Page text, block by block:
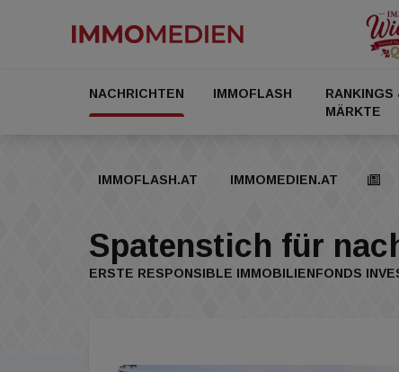
NACHRICHTEN IMMOFLASH
RANKINGS
MÄRKTE
IMMOFLASH.AT IMMOMEDIEN.AT
Spatenstich für
ERSTE RESPONSIBLE IMMOBILIENFONDS